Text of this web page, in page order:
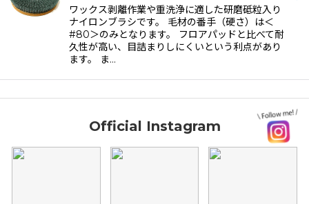
ワックス剥離作業や重洗浄に適した研磨砥粒入り
ナイロンブラシです。 毛材の番手（硬さ）は＜
#80＞のみとなります。 フロアパッドと比べて耐
久性が高い、目詰まりしにくいという利点があり
ます。 ま…
Official Instagram